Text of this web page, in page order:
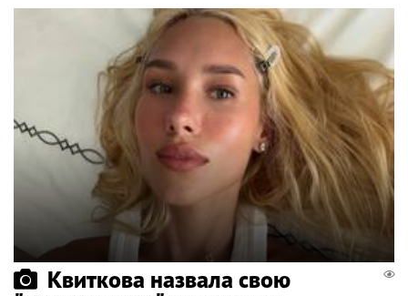
Квиткова назвала свою